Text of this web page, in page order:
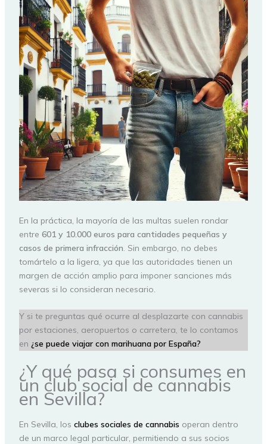
En la práctica, la mayoría de las multas suelen rondar
entre 601 y 10.000 euros para cantidades pequeñas y
casos de primera infracción. Sin embargo, no debes
tomártelo a la ligera, ya que las autoridades tienen un
margen de acción amplio para imponer sanciones más
severas si lo consideran necesario.
Y si te preguntas qué ocurre al desplazarte con cannabis
por estaciones, aeropuertos o carretera, te lo contamos
en ¿se puede viajar con marihuana por España?
¿Y qué pasa si consumes en
un club social de cannabis
en Sevilla?
En Sevilla, los clubes sociales de cannabis operan dentro
de un marco legal particular, permitiendo a sus socios